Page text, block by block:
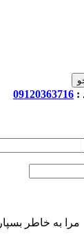
:
09120363716
مرا به خاطر بسپار